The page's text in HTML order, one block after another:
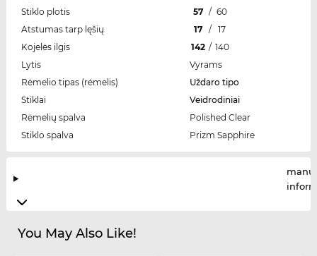
Stiklo plotis
57 / 60
Atstumas tarp lęšių
17 /
17
Kojelės ilgis
142 / 140
Lytis
Vyrams
Rėmelio tipas (rėmelis)
Uždaro tipo
Stiklai
Veidrodiniai
Rėmelių spalva
Polished Clear
Stiklo spalva
Prizm Sapphire
You May Also Like!